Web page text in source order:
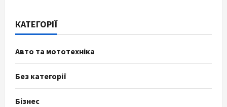
КАТЕГОРІЇ
Авто та мототехніка
Без категорії
Бізнес